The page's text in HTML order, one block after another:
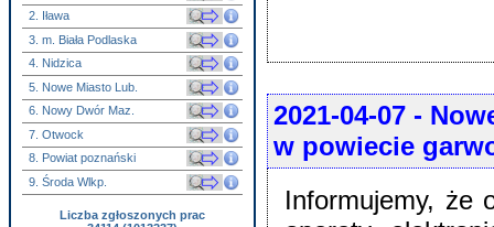
2. Iława
3. m. Biała Podlaska
4. Nidzica
5. Nowe Miasto Lub.
6. Nowy Dwór Maz.
7. Otwock
8. Powiat poznański
9. Środa Wlkp.
Liczba zgłoszonych prac
2021-04-07 -
w powiecie
Informujemy, że